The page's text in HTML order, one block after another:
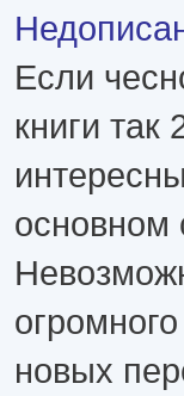
Если
книги
основном
новых